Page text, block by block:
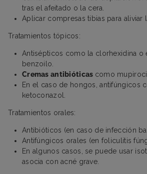
tras el afeitado o la cera.
Aplicar compresas tibias para aliviar
Tratamientos tópicos:
Antisépticos como la clorhexidina o
benzoilo.
Cremas antibióticas como
En el caso de hongos, antifúngicos
ketoconazol.
Tratamientos orales:
Antibióticos (en caso de infección
Antifúngicos orales (en foliculitis
En algunos casos, se puede usar
asocia con acné grave.